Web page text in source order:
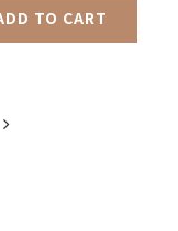
TO CART